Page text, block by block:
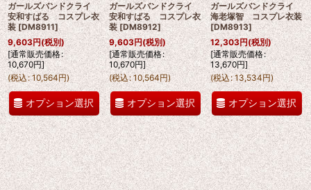
ガールズバンドクライ
安和すばる コスプレ衣
装 [DM8911]
9,603円(税別)
[通常販売価格:
10,670円]
(税込 : 10,564円)
オプション選択
ガールズバンドクライ
安和すばる コスプレ衣
装 [DM8912]
9,603円(税別)
[通常販売価格:
10,670円]
(税込: 10,564円)
オプション選択
ガールズバンドクライ
海老塚智 コスプレ衣装
[DM8913]
12,303円(税別)
[通常販売価格:
13,670円]
(税込: 13,534円)
オプション選択